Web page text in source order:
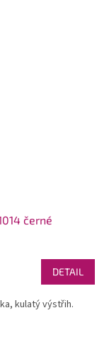
černé
DETAIL
kulatý výstřih.